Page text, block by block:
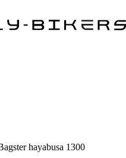
hayabusa 1300